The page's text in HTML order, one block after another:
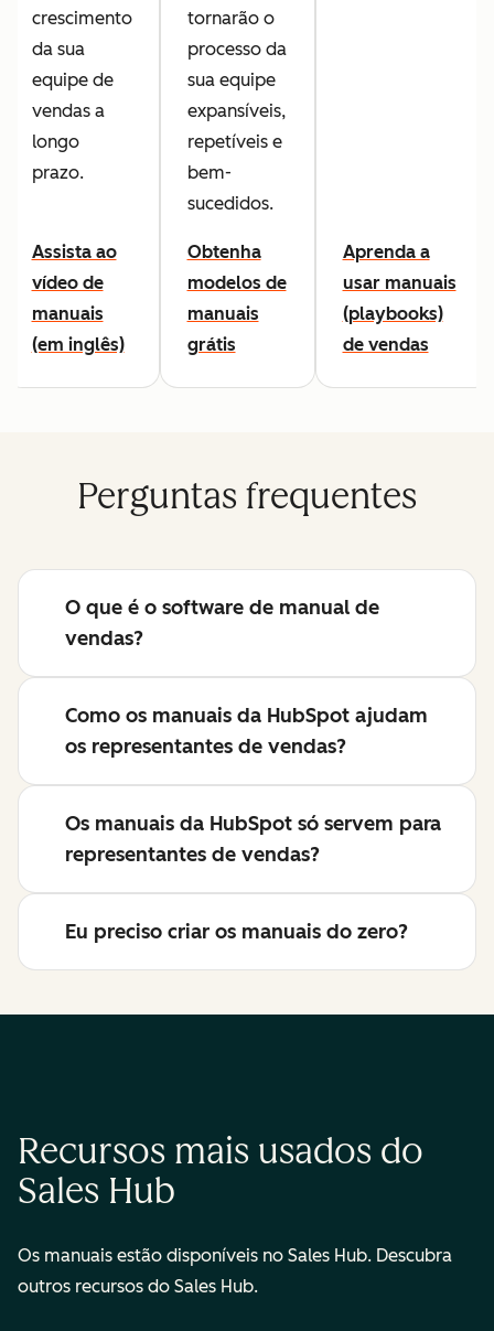
crescimento
da sua
equipe de
vendas a
longo
prazo.
Assista ao
vídeo de
manuais
(em inglês)
tornarão o
processo da
sua equipe
expansíveis,
repetíveis e
bem-
sucedidos.
Obtenha
modelos de
manuais
grátis
Aprenda a
usar manuais
(playbooks)
de vendas
Perguntas frequentes
O que é o software de manual de
vendas?
Como os manuais da HubSpot ajudam
os representantes de vendas?
Os manuais da HubSpot só servem para
representantes de vendas?
Eu preciso criar os manuais do zero?
Recursos mais usados do
Sales Hub
Os manuais estão disponíveis no Sales Hub. Descubra
outros recursos do Sales Hub.